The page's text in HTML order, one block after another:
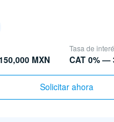
MXN
Tasa de
CAT 0% —
Solicitar ahora